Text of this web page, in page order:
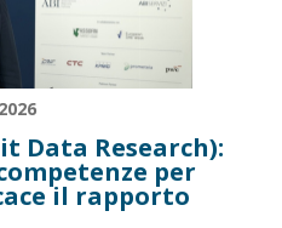
Data Research):
per
il rapporto